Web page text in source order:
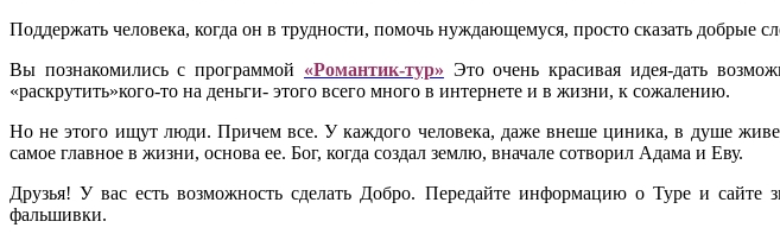
Поддержать человека, когда он в трудности, помочь нуждающемуся, просто сказать добрые
Вы познакомились с программой «Романтик-тур» Это очень красивая идея-дать
«раскрутить»кого-то на деньги- этого всего много в интернете и в жизни, к сожалению.
Но не этого ищут люди. Причем все. У каждого человека, даже внеше циника, в душе живет
самое главное в жизни, основа ее. Бог, когда создал землю, вначале сотворил Адама и Еву.
Друзья! У вас есть возможность сделать Добро. Передайте информацию о Туре и
фальшивки.